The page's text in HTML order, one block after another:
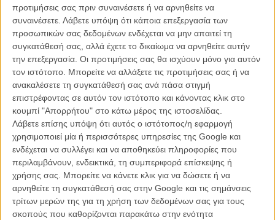
προτιμήσεις σας πριν συναινέσετε ή να αρνηθείτε να
συναινέσετε. Λάβετε υπόψη ότι κάποια επεξεργασία των
προσωπικών σας δεδομένων ενδέχεται να μην απαιτεί τη
συγκατάθεσή σας, αλλά έχετε το δικαίωμα να αρνηθείτε αυτήν
την επεξεργασία. Οι προτιμήσεις σας θα ισχύουν μόνο για αυτόν
τον ιστότοπο. Μπορείτε να αλλάξετε τις προτιμήσεις σας ή να
ανακαλέσετε τη συγκατάθεσή σας ανά πάσα στιγμή
επιστρέφοντας σε αυτόν τον ιστότοπο και κάνοντας κλικ στο
κουμπί "Απορρήτου" στο κάτω μέρος της ιστοσελίδας.
Λάβετε επίσης υπόψη ότι αυτός ο ιστότοπος/η εφαρμογή
χρησιμοποιεί μία ή περισσότερες υπηρεσίες της Google και
ενδέχεται να συλλέγει και να αποθηκεύει πληροφορίες που
περιλαμβάνουν, ενδεικτικά, τη συμπεριφορά επίσκεψης ή
χρήσης σας. Μπορείτε να κάνετε κλικ για να δώσετε ή να
αρνηθείτε τη συγκατάθεσή σας στην Google και τις σημάνσεις
τρίτων μερών της για τη χρήση των δεδομένων σας για τους
σκοπούς που καθορίζονται παρακάτω στην ενότητα
ΝΕΑ /30 ΝΟΕ 2015/ Μανώλης Κρανάκης
Best of 2015: Τα τραγούδια που ακούσαμε με τα μάτια
ΘΕΜΑΤΑ /01 ΔΕΚ 2015 / Πόλυ Λυκούργου
Best of 2015: 5 ταινίες που πρέπει να δείτε πριν κάνετε
το top 10 σας
ΘΕΜΑΤΑ /02 ΔΕΚ 2015 / Γιώργος Κρασσακόπουλος
Flix Top Ten 2015: Ψηφίστε την καλύτερη ταινία της
χρονιάς!
01 ΔΕΚ 2015